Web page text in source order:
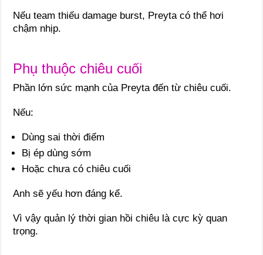
Nếu team thiếu damage burst, Preyta có thể hơi
chậm nhịp.
Phụ thuộc chiêu cuối
Phần lớn sức mạnh của Preyta đến từ chiêu cuối.
Nếu:
Dùng sai thời điểm
Bị ép dùng sớm
Hoặc chưa có chiêu cuối
Anh sẽ yếu hơn đáng kể.
Vì vậy quản lý thời gian hồi chiêu là cực kỳ quan
trọng.